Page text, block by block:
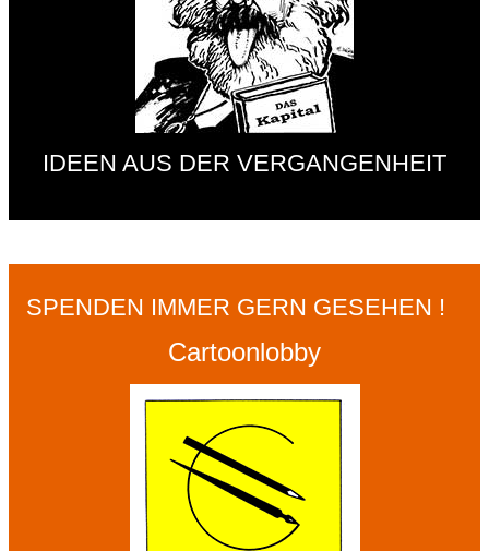
IDEEN AUS DER VERGANGENHEIT
SPENDEN IMMER GERN GESEHEN !
Cartoonlobby